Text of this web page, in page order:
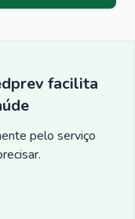
facilita
pelo serviço